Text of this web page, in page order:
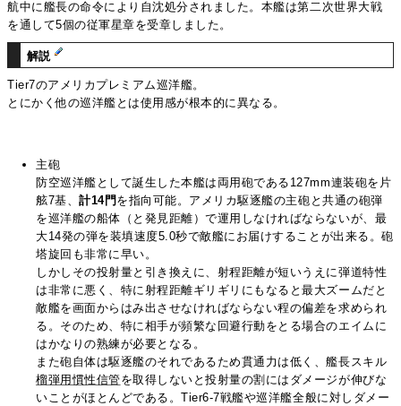
航中に艦長の命令により自沈処分されました。本艦は第二次世界大戦
を通して5個の従軍星章を受章しました。
解説
Tier7のアメリカプレミアム巡洋艦。
とにかく他の巡洋艦とは使用感が根本的に異なる。
主砲
防空巡洋艦として誕生した本艦は両用砲である127mm連装砲を片
舷7基、計14門 を指向可能。アメリカ駆逐艦の主砲と共通の砲弾
を巡洋艦の船体（と発見距離）で運用しなければならないが、最
大14発の弾を装填速度5.0秒で敵艦にお届けすることが出来る。砲
塔旋回も非常に早い。
しかしその投射量と引き換えに、射程距離が短いうえに弾道特性
は非常に悪く、特に射程距離ギリギリにもなると最大ズームだと
敵艦を画面からはみ出させなければならない程の偏差を求められ
る。そのため、特に相手が頻繁な回避行動をとる場合のエイムに
はかなりの熟練が必要となる。
また砲自体は駆逐艦のそれであるため貫通力は低く、艦長スキル
榴弾用慣性信管を取得しないと投射量の割にはダメージが伸びな
いことがほとんどである。Tier6-7戦艦や巡洋艦全般に対しダメー